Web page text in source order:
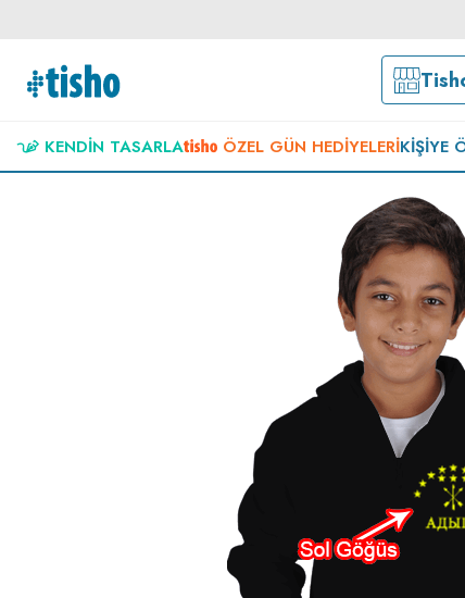
KENDIN TASARLA ÖZEL GÜN HEDIYELERIKIŞIYE